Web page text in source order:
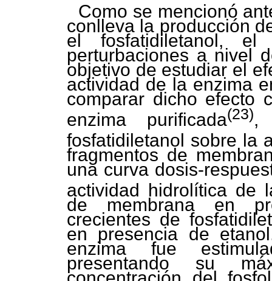
Como se mencionó
conlleva la producción
el fosfatidiletanol,
perturbaciones a nivel
objetivo de estudiar el
actividad de la enzima
comparar dicho efecto
enzima purificada(23),
fosfatidiletanol sobre la
fragmentos de
una curva dosis-
actividad hidrolítica de
de membrana en
crecientes de
en presencia de
enzima fue
presentando su